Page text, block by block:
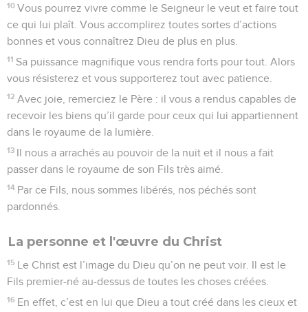
10 Vous pourrez vivre comme le Seigneur le veut et faire tout
ce qui lui plaît. Vous accomplirez toutes sortes d’actions
bonnes et vous connaîtrez Dieu de plus en plus.
11 Sa puissance magnifique vous rendra forts pour tout. Alors
vous résisterez et vous supporterez tout avec patience.
12 Avec joie, remerciez le Père : il vous a rendus capables de
recevoir les biens qu’il garde pour ceux qui lui appartiennent
dans le royaume de la lumière.
13 Il nous a arrachés au pouvoir de la nuit et il nous a fait
passer dans le royaume de son Fils très aimé.
14 Par ce Fils, nous sommes libérés, nos péchés sont
pardonnés.
La personne et l'œuvre du Christ
15 Le Christ est l’image du Dieu qu’on ne peut voir. Il est le
Fils premier-né au-dessus de toutes les choses créées.
16 En effet, c’est en lui que Dieu a tout créé dans les cieux et